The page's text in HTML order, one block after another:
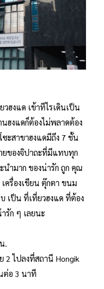
ฮงแด เข้าทีไรเดินเป็น
ฮงแดก็ต้องไม่พลาดต้อง
ะสาขาฮงแดมีถึง 7 ชั้น
ยของจิปาถะที่มีแทบทุก
นำมาก ของน่ารัก ถูก คุณ
ครื่องเขียน ตุ๊กตา ขนม
บ เป็น ที่เที่ยวฮงแด ที่ต้อง
รัก ๆ เลยนะ
.
2 ไปลงที่สถานี Hongik
ต่อ 3 นาที